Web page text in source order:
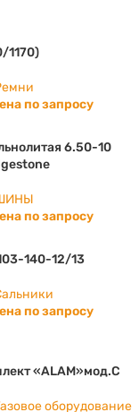
1170)
по запросу
6.50-10
по запросу
140-12/13
по запросу
«ALAM»мод.С
оборудование